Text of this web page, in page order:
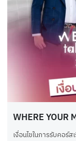
WHERE YOUR
เงื่อนไขในการรับคอร์ส